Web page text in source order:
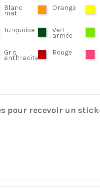
Blanc
mat
Orange
Turquoise Vert
armée
Gris
anthracite
Rouge
pour recevoir un